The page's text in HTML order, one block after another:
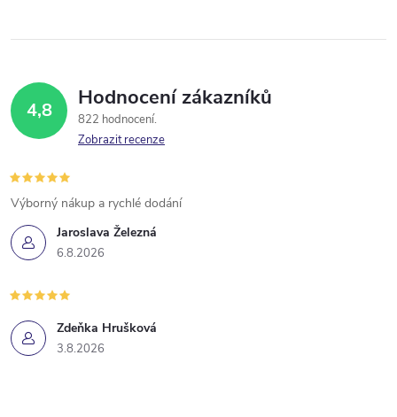
4,8 Hodnocení zákazníků
822 hodnocení
Zobrazit recenze
Jaroslava Železná
6.8.2026
Výborný nákup a rychlé dodání
Zdeňka Hrušková
3.8.2026